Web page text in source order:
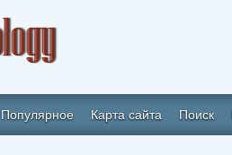
Популярное Карта сайта Поиск